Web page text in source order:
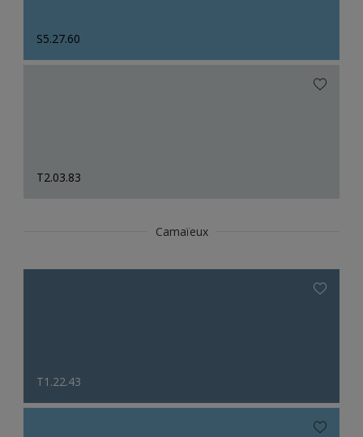
S5.27.60
T2.03.83
Camaïeux
T1.22.43